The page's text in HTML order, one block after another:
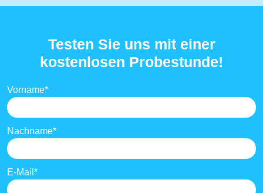
Testen Sie uns mit einer
kostenlosen Probestunde!
Vorname*
Nachname*
E-Mail *